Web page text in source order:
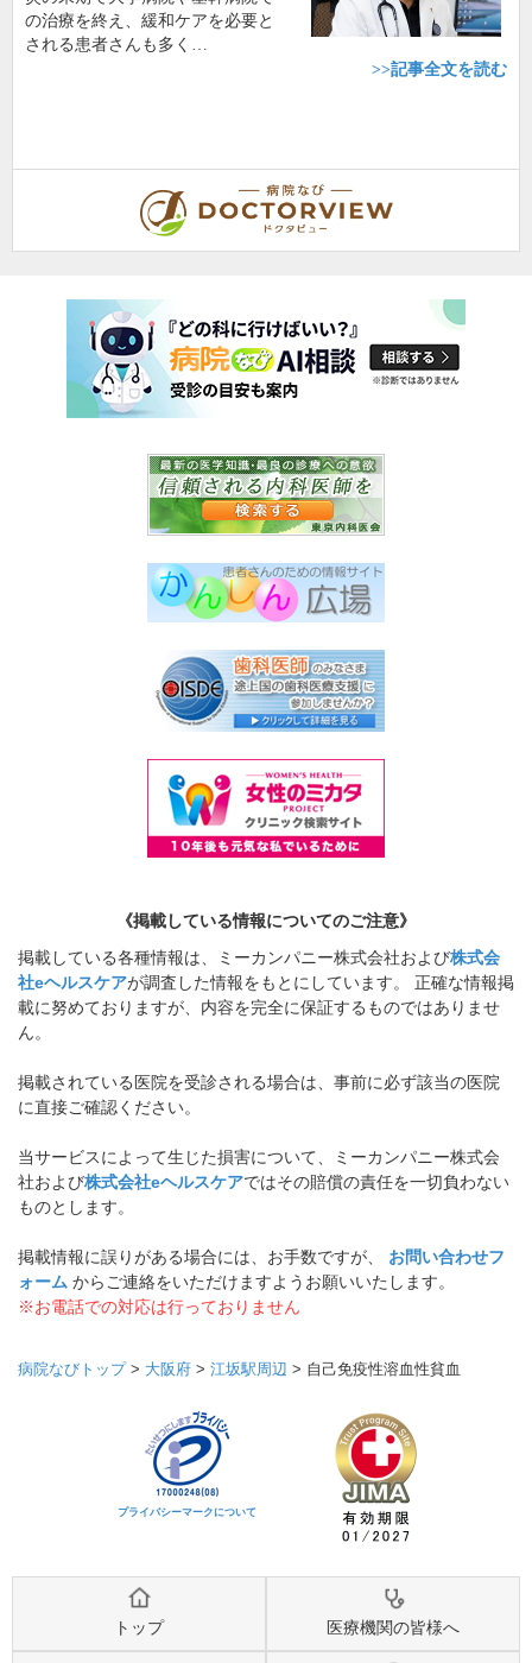
の治療を終え、緩和ケアを必要と
される患者さんも多く…
>>記事全文を読む
《掲載している情報についてのご注意》
掲載している各種情報は、ミーカンパニー株式会社および株式会
社eヘルスケアが調査した情報をもとにしています。 正確な情報掲
載に努めておりますが、内容を完全に保証するものではありませ
ん。
掲載されている医院を受診される場合は、事前に必ず該当の医院
に直接ご確認ください。
当サービスによって生じた損害について、ミーカンパニー株式会
社および株式会社eヘルスケアではその賠償の責任を一切負わない
ものとします。
掲載情報に誤りがある場合には、お手数ですが、 お問い合わせフ
ォーム からご連絡をいただけますようお願いいたします。
※お電話での対応は行っておりません
病院なびトップ> 大阪府 > 江坂駅周辺 > 自己免疫性溶血性貧血
プライバシーマークについて
トップ 医療機関の皆様へ